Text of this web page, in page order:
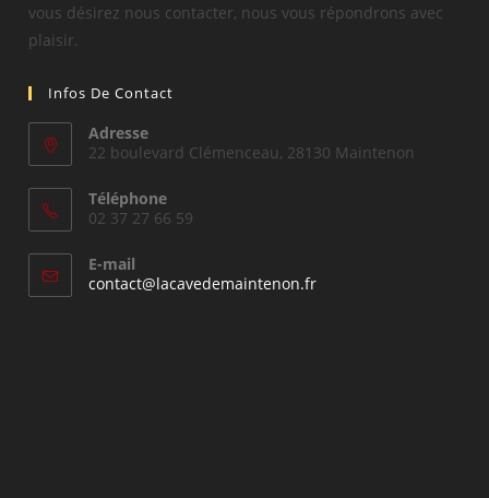
vous désirez nous contacter, nous vous répondrons avec
plaisir.
Infos De Contact
Adresse
22 boulevard Clémenceau, 28130 Maintenon
Téléphone
02 37 27 66 59
E-mail
contact@lacavedemaintenon.frS’ouvre